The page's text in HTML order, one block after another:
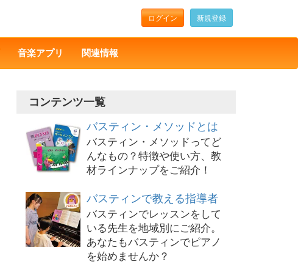
ログイン 新規登録
音楽アプリ 関連情報
コンテンツ一覧
バスティン・メソッドとは
バスティン・メソッドってど
んなもの？特徴や使い方、教
材ラインナップをご紹介！
バスティンで教える指導者
バスティンでレッスンをして
いる先生を地域別にご紹介。
あなたもバスティンでピアノ
を始めませんか？